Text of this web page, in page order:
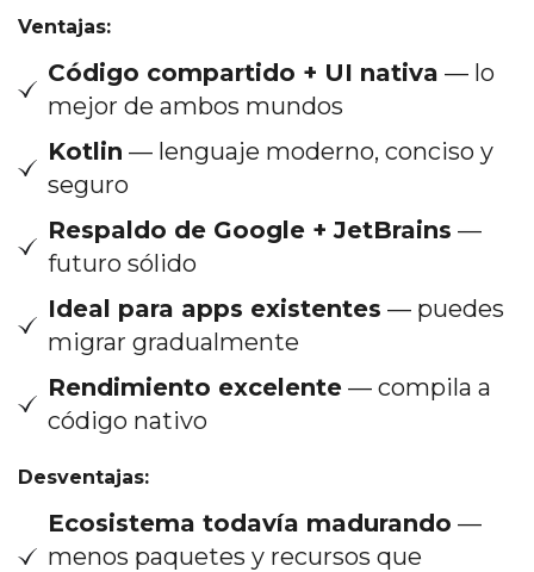
Ventajas:
Código compartido + UI nativa — lo
mejor de ambos mundos
Kotlin — lenguaje moderno, conciso y
seguro
Respaldo de Google + JetBrains —
futuro sólido
Ideal para apps existentes — puedes
migrar gradualmente
Rendimiento excelente — compila a
código nativo
Desventajas:
Ecosistema todavía madurando —
menos paquetes y recursos que